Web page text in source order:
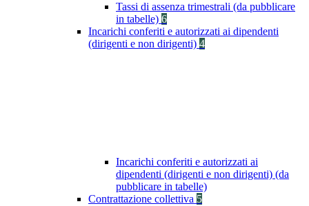
Tassi di assenza trimestrali (da pubblicare
in tabelle) 6
Incarichi conferiti e autorizzati ai dipendenti
(dirigenti e non dirigenti) 4
Incarichi conferiti e autorizzati ai
dipendenti (dirigenti e non dirigenti) (da
pubblicare in tabelle)
Contrattazione collettiva 5